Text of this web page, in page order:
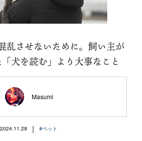
乱させないために。飼い主が
犬を読む」より大事なこと
Masumi
2024.11.28 | #ペット